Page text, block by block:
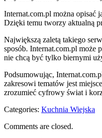
Internat.com.pl można opisać
Dzięki temu tworzy aktualną
Największą zaletą takiego
sposób. Internat.com.pl może
nie chcą być tylko biernymi
Podsumowując,
zakresowi tematów jest
zrozumieć cyfrowy świat i
Categories: Kuchnia Wiejska
Comments are closed.